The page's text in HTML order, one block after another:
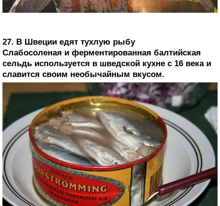
27. В Швеции едят тухлую рыбу
Слабосоленая и ферментированная балтийская
сельдь используется в шведской кухне с 16 века и
славится своим необычайным вкусом.